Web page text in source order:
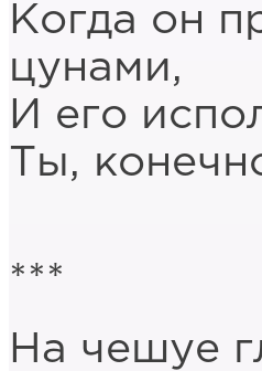
Когда он
цунами,
И его
Ты,
***
На чешуе